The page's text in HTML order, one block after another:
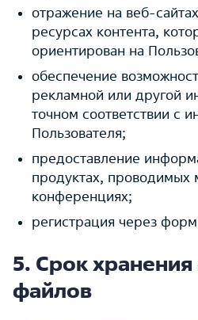
отражение на веб-
ресурсах контента,
ориентирован на
обеспечение
рекламной или другой
точном соответствии с
Пользователя;
предоставление
продуктах, проводимых
конференциях;
регистрация через
5. Срок
файлов